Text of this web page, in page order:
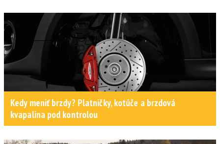
Kedy meniť brzdy? Platničky, kotúče a brzdová
kvapalina pod kontrolou